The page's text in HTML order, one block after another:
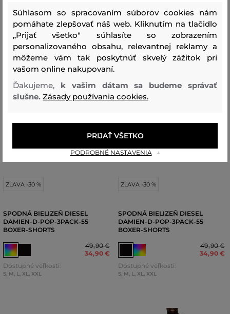
ZĽAVA -30 %
SPODNÁ BIELIZEŇ DIESEL
DAMIEN-D-POP-3PACK-55
BOXER-SHORTS
49,90 €
34,90 €
Dostupné veľkosti:
S, M, L, XL, XXL
ZĽAVA -30 %
SPODNÁ BIELIZEŇ DIESEL
DAMIEN-D-POP-3PACK-55
BOXER-SHORTS
49,90 €
34,90 €
Dostupné veľkosti:
S, M, L, XL, XXL
Súhlasom so spracovaním súborov cookies nám
pomáhate zlepšovať náš web. Kliknutím na tlačidlo
„Prijať všetko" súhlasíte so zobrazením
personalizovaného obsahu, relevantnej reklamy a
môžeme vám tak poskytnúť skvelý zážitok pri
vašom online nakupovaní.
Ďakujeme, k vašim dátam sa budeme správať
slušne. Zásady používania cookies.
PODROBNÉ NASTAVENIA
PRIJAŤ VŠETKO